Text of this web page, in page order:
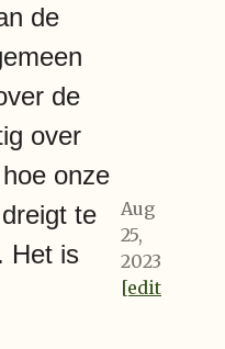
de
de
over
onze
te
Het is
Aug
25,
2023
[edit